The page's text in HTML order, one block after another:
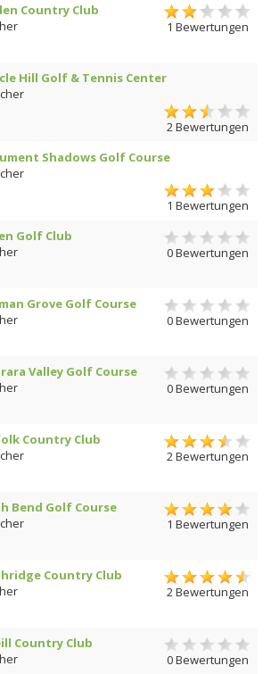
Country Club
1 Bewertungen
Hill Golf & Tennis Center
2 Bewertungen
Shadows Golf Course
1 Bewertungen
Golf Club
0 Bewertungen
Grove Golf Course
0 Bewertungen
Valley Golf Course
0 Bewertungen
Country Club
2 Bewertungen
Bend Golf Course
1 Bewertungen
Country Club
2 Bewertungen
Country Club
0 Bewertungen